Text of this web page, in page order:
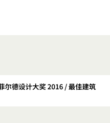
尔德设计大奖 2016 / 最佳建筑